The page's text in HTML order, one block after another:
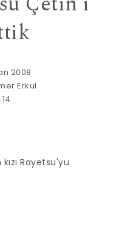
2008
Erkul
14
Rayetsu'yu